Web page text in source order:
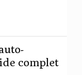
complet